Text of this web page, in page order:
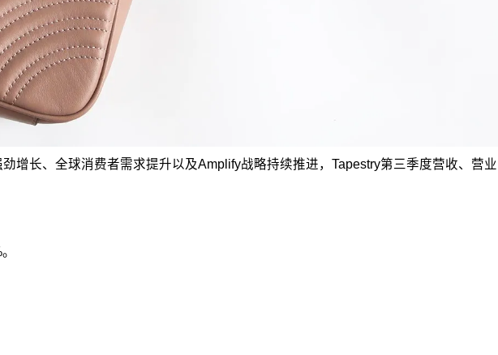
增长、全球消费者需求提升以及Amplify战略持续推进，Tapestry第三季度营收、营业